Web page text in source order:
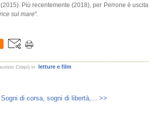
(2015). Più recentemente (2018), per Perrone è uscita
sul mare".
Crispi) in
letture e film
Sogni di corsa, sogni di libertà,... >>